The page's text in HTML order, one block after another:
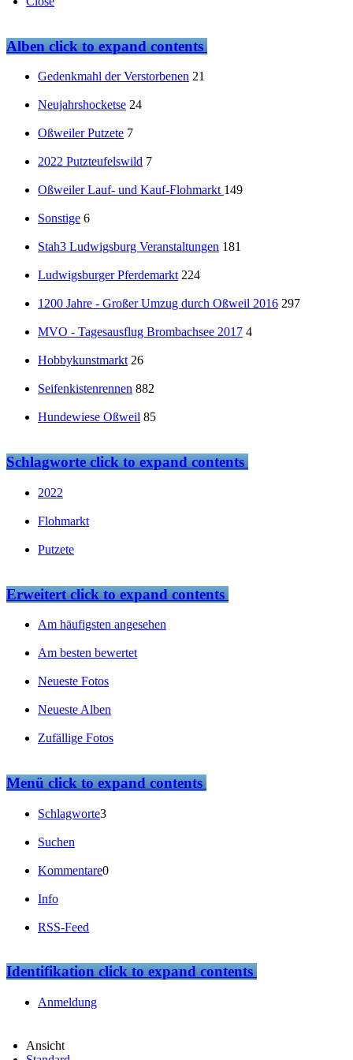
Albenclick to expand contents
Gedenkmahl der Verstorbenen 21
Neujahrshocketse 24
Oßweiler Putzete 7
2022 Putzteufelswild 7
Oßweiler Lauf- und Kauf-Flohmarkt 149
Sonstige 6
Stah3 Ludwigsburg Veranstaltungen 181
Ludwigsburger Pferdemarkt 224
1200 Jahre - Großer Umzug durch Oßweil 2016 297
MVO - Tagesausflug Brombachsee 2017 4
Hobbykunstmarkt 26
Seifenkistenrennen 882
Hundewiese Oßweil 85
Schlagworteclick to expand contents
2022
Flohmarkt
Putzete
Erweitertclick to expand contents
Am häufigsten angesehen
Am besten bewertet
Neueste Fotos
Neueste Alben
Zufällige Fotos
Menüclick to expand contents
Schlagworte3
Suchen
Kommentare0
Info
RSS-Feed
Identifikationclick to expand contents
Anmeldung
Ansicht